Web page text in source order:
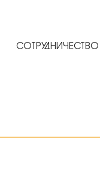
СОТРУДНИЧЕСТВО